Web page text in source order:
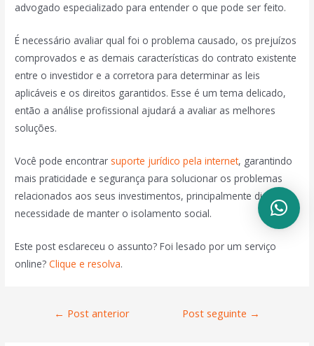
advogado especializado para entender o que pode ser feito.
É necessário avaliar qual foi o problema causado, os prejuízos
comprovados e as demais características do contrato existente
entre o investidor e a corretora para determinar as leis
aplicáveis e os direitos garantidos. Esse é um tema delicado,
então a análise profissional ajudará a avaliar as melhores
soluções.
Você pode encontrar suporte jurídico pela internet, garantindo
mais praticidade e segurança para solucionar os problemas
relacionados aos seus investimentos, principalmente diante da
necessidade de manter o isolamento social.
Este post esclareceu o assunto? Foi lesado por um serviço
online?Clique e resolva.
← Post anterior Post seguinte →